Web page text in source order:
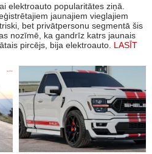
elektroauto popularitātes ziņā.
jaunajiem vieglajiem
bet privātpersonu segmentā šis
nozīmē, ka gandrīz katrs jaunais
pircējs, bija elektroauto. LASĪT